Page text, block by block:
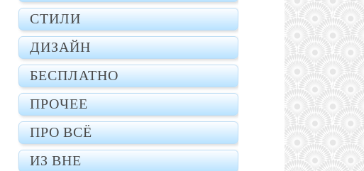
СТИЛИ
ДИЗАЙН
БЕСПЛАТНО
ПРОЧЕЕ
ПРО ВСЁ
ИЗ ВНЕ